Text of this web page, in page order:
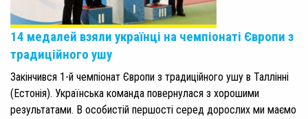
14 медалей взяли українці на чемпіонаті Європи з
традиційного ушу
Закінчився 1-й чемпіонат Європи з традиційного ушу в Таллінні
(Естонія). Українська команда повернулася з хорошими
результатами. В особистій першості серед дорослих ми маємо